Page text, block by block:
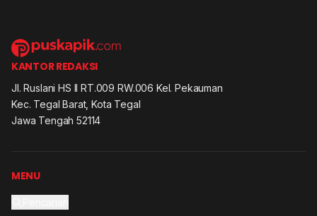
KANTOR REDAKSI
Jl. Ruslani HS II RT.009 RW.006 Kel. Pekauman
Kec. Tegal Barat, Kota Tegal
Jawa Tengah 52114
MENU